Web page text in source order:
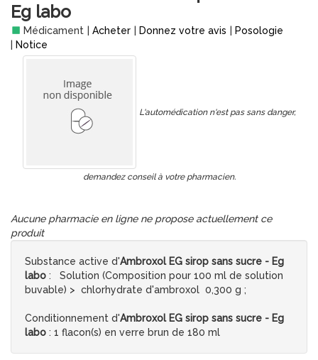
Eg labo
Médicament Acheter Donnez votre avis
Posologie
Notice
L'automédication n'est pas sans danger,
demandez conseil à votre pharmacien.
Aucune pharmacie en ligne ne propose actuellement ce
produit
Substance active d'Ambroxol EG sirop sans sucre - Eg
labo : Solution (Composition pour 100 ml de solution
buvable) > chlorhydrate d'ambroxol 0,300 g ;
Conditionnement d'Ambroxol EG sirop sans sucre - Eg
labo : 1 flacon(s) en verre brun de 180 ml